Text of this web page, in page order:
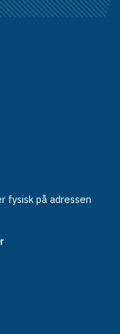
fysisk på adressen